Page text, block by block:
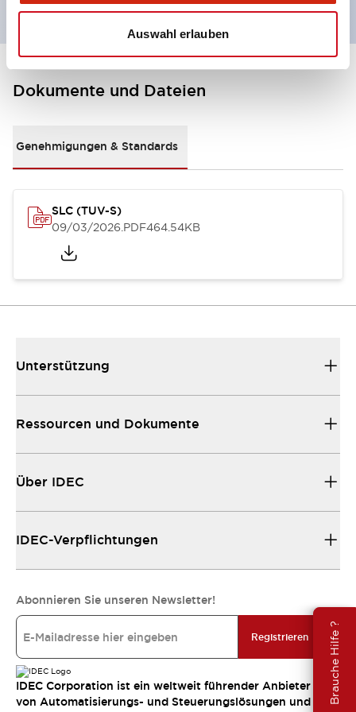
Auswahl erlauben
Brauche Hilfe ?
Dokumente und Dateien
Genehmigungen & Standards
SLC (TUV-S)
09/03/2026.PDF464.54KB
Unterstützung
Ressourcen und Dokumente
Über IDEC
IDEC-Verpflichtungen
Abonnieren Sie unseren Newsletter!
Registrieren
IDEC Corporation ist ein weltweit führender Anbieter
von Automatisierungs- und Steuerungslösungen und